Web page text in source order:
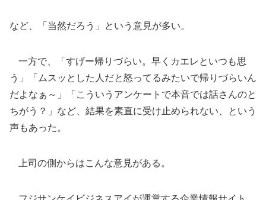
など、「当然だろう」という意見が多い。
一方で、「すげー帰りづらい。早くカエレといつも思
う」「ムスッとした人だと怒ってるみたいで帰りづらいん
だよなぁ～」「こういうアンケートで本音では話さんのと
ちがう？」など、結果を素直に受け止められない、という
声もあった。
上司の側からはこんな意見がある。